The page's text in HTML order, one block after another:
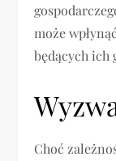
może
będących ich
Choć